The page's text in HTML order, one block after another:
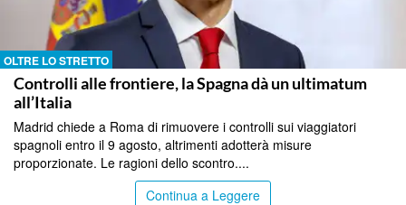
OLTRE LO STRETTO
Controlli alle frontiere, la Spagna dà un ultimatum
all’Italia
Madrid chiede a Roma di rimuovere i controlli sui viaggiatori
spagnoli entro il 9 agosto, altrimenti adotterà misure
proporzionate. Le ragioni dello scontro....
Continua a Leggere